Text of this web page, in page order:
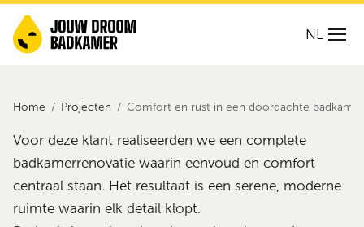
NL
Home Projecten Comfort en rust in een doordachte
Voor deze klant realiseerden we een complete
badkamerrenovatie waarin eenvoud en comfort
centraal staan. Het resultaat is een serene, moderne
ruimte waarin elk detail klopt.